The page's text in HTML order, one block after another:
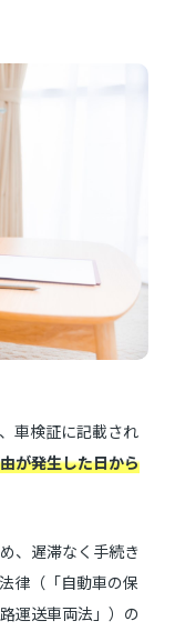
車検証に記載され
が発生した日から
、遅滞なく手続き
律（「自動車の保
運送車両法」）の